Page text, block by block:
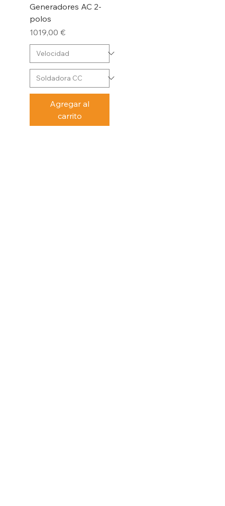
Generadores AC 2-
polos
Precio
1019,00 €
Agregar al
carrito